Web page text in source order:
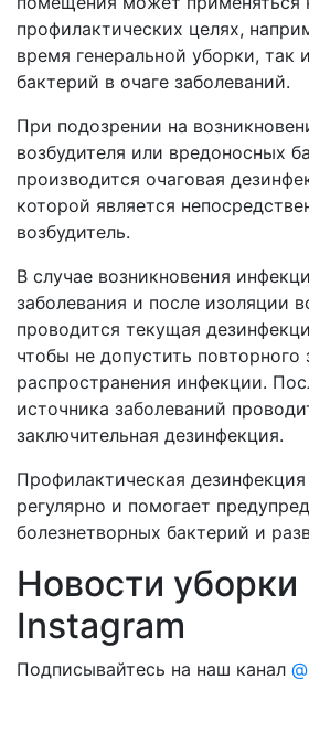
профилактических целях,
время генеральной уборки, так
бактерий в очаге заболеваний.
При подозрении на
возбудителя или вредоносных
производится очаговая
которой является
возбудитель.
В случае возникновения
заболевания и после изоляции
проводится текущая
чтобы не допустить повторного
распространения инфекции.
источника заболеваний
заключительная дезинфекция.
Профилактическая
регулярно и помогает
болезнетворных бактерий и
Новости уборки
Instagram
Подписывайтесь на наш канал